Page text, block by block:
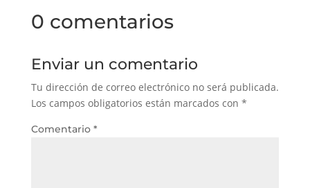
0 comentarios
Enviar un comentario
Tu dirección de correo electrónico no será publicada.
Los campos obligatorios están marcados con *
Comentario *